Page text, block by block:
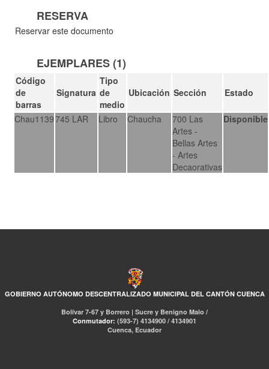
RESERVA
Reservar este documento
EJEMPLARES (1)
Código
de
barras
Signatura
Tipo
de
medio
Ubicación Sección Estado
Chau1139745 LAR Libro Chaucha
700 Las
Artes -
Bellas Artes
- Artes
Decaorativas
Disponible
GOBIERNO AUTÓNOMO DESCENTRALIZADO MUNICIPAL DEL CANTÓN CUENCA
Bolívar 7-67 y Borrero | Sucre y Benigno Malo /
Conmutador: (593-7) 4134900 / 4134901
Cuenca, Ecuador